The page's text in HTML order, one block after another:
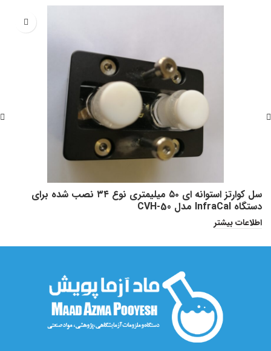
سل کوارتز استوانه ای ۵۰ میلیمتری نوع ۳۴ نصب شده برای
دستگاه InfraCal مدل CVH-50
اطلاعات بیشتر